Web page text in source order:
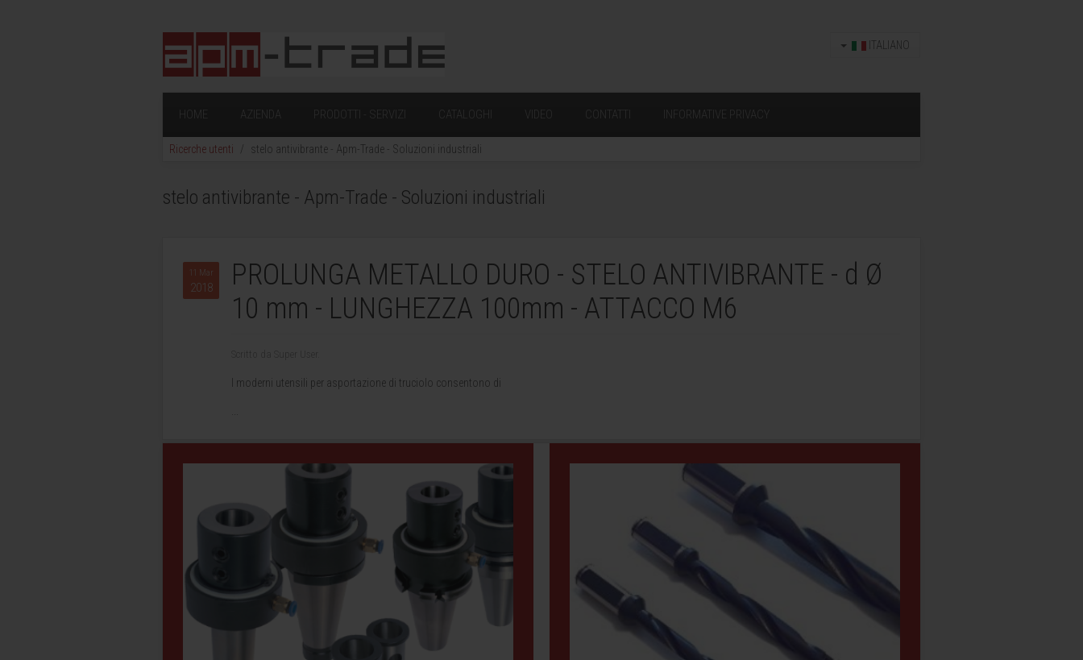
ITALIANO
HOME AZIENDA PRODOTTI - SERVIZI CATALOGHI VIDEO CONTATTI INFORMATIVE PRIVACY
Ricerche utenti stelo antivibrante - Apm-Trade - Soluzioni industriali
stelo antivibrante - Apm-Trade - Soluzioni industriali
11 Mar
2018
PROLUNGA METALLO DURO - STELO ANTIVIBRANTE - d Ø
10 mm - LUNGHEZZA 100mm - ATTACCO M6
I moderni utensili per asportazione di truciolo consentono di